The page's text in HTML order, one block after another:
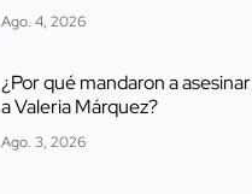
Ago. 4, 2026
¿Por qué mandaron a asesinar
a Valeria Márquez?
Ago. 3, 2026